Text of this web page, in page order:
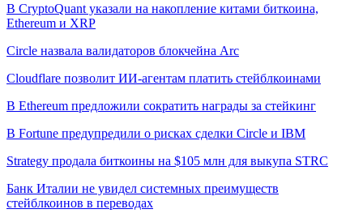
В CryptoQuant указали на накопление китами биткоина,
Ethereum и XRP
Circle назвала валидаторов блокчейна Arc
Cloudflare позволит ИИ-агентам платить стейблкоинами
В Ethereum предложили сократить награды за стейкинг
В Fortune предупредили о рисках сделки Circle и IBM
Strategy продала биткоины на $105 млн для выкупа STRC
Банк Италии не увидел системных преимуществ
стейблкоинов в переводах